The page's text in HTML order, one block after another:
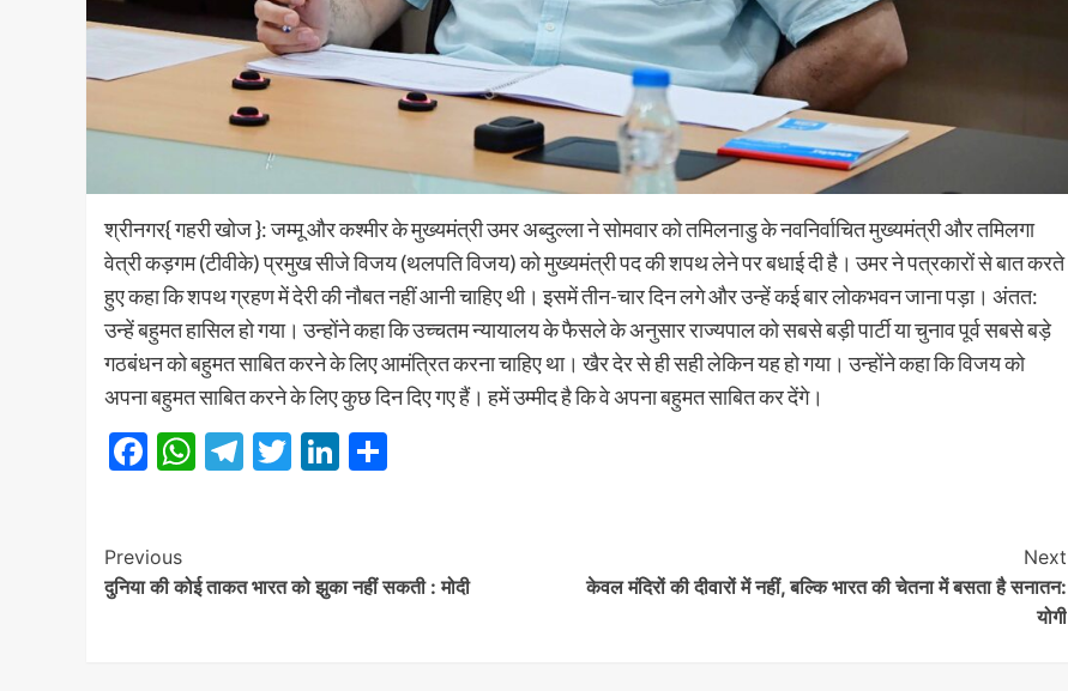
श्रीनगर{ गहरी खोज }: जम्मू और कश्मीर के मुख्यमंत्री उमर अब्दुल्ला ने सोमवार को तमिलनाडु के नवनिर्वाचित मुख्यमंत्री और तमिलगा
वेत्री कड़गम (टीवीके) प्रमुख सीजे विजय (थलपति विजय) को मुख्यमंत्री पद की शपथ लेने पर बधाई दी है। उमर ने पत्रकारों से बात करते
हुए कहा कि शपथ ग्रहण में देरी की नौबत नहीं आनी चाहिए थी। इसमें तीन-चार दिन लगे और उन्हें कई बार लोकभवन जाना पड़ा। अंतत:
उन्हें बहुमत हासिल हो गया। उन्होंने कहा कि उच्चतम न्यायालय के फैसले के अनुसार राज्यपाल को सबसे बड़ी पार्टी या चुनाव पूर्व सबसे बड़े
गठबंधन को बहुमत साबित करने के लिए आमंत्रित करना चाहिए था। खैर देर से ही सही लेकिन यह हो गया। उन्होंने कहा कि विजय को
अपना बहुमत साबित करने के लिए कुछ दिन दिए गए हैं। हमें उम्मीद है कि वे अपना बहुमत साबित कर देंगे।
Facebook
WhatsApp
Telegram
TwitterLinkedIn
Post
Navigation
Previous
दुनिया की कोई ताकत भारत को झुका नहीं सकती : मोदी
Next
केवल मंदिरों की दीवारों में नहीं, बल्कि भारत की चेतना में बसता है सनातन:
योगी